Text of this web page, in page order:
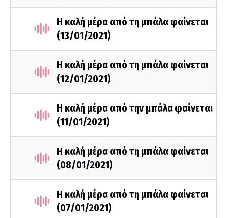
Η καλή μέρα από τη μπάλα φαίνεται
(13/01/2021)
Η καλή μέρα από τη μπάλα φαίνεται
(12/01/2021)
Η καλή μέρα από την μπάλα φαίνεται
(11/01/2021)
Η καλή μέρα από τη μπάλα φαίνεται
(08/01/2021)
Η καλή μέρα από τη μπάλα φαίνεται
(07/01/2021)